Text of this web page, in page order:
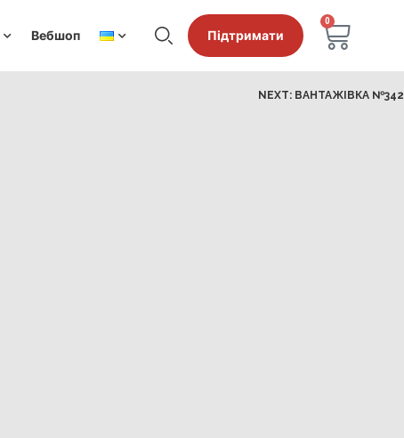
Вебшоп Підтримати
0
NEXT: ВАНТАЖІВКА №342